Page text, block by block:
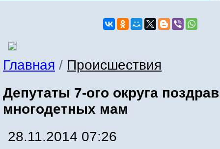
Главная / Происшествия
Депутаты 7-ого округа
многодетных мам
28.11.2014 07:26